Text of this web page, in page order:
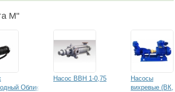
М"
Облик
Насос ВВН 1-0,75
Насосы
вихревые (ВК,